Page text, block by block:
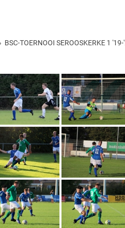
BSC-TOERNOOI SEROOSKERKE 1